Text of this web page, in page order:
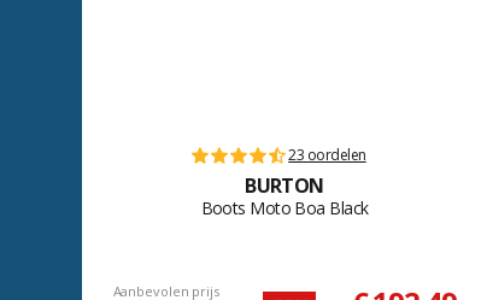
23 oordelen
BURTON
Boots Moto Boa Black
Aanbevolen prijs